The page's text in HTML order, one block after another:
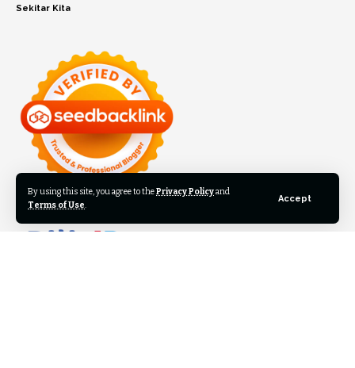
By using this site, you agree to thePrivacy Policyand
Terms of Use.
Accept
Sekitar Kita